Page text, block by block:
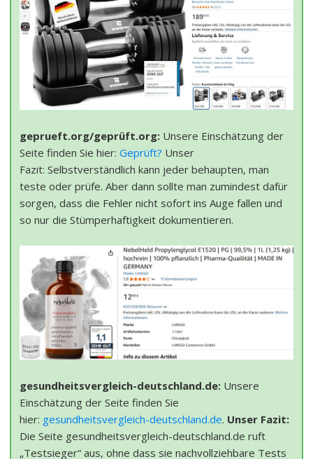
geprueft.org/geprüft.org: Unsere Einschätzung der
Seite finden Sie hier: Geprüft? Unser
Fazit: Selbstverständlich kann jeder behaupten, man
teste oder prüfe. Aber dann sollte man zumindest dafür
sorgen, dass die Fehler nicht sofort ins Auge fallen und
so nur die Stümperhaftigkeit dokumentieren.
gesundheitsvergleich-deutschland.de: Unsere
Einschätzung der Seite finden Sie
hier: gesundheitsvergleich-deutschland.de. Unser Fazit:
Die Seite gesundheitsvergleich-deutschland.de ruft
„Testsieger“ aus, ohne dass sie nachvollziehbare Tests